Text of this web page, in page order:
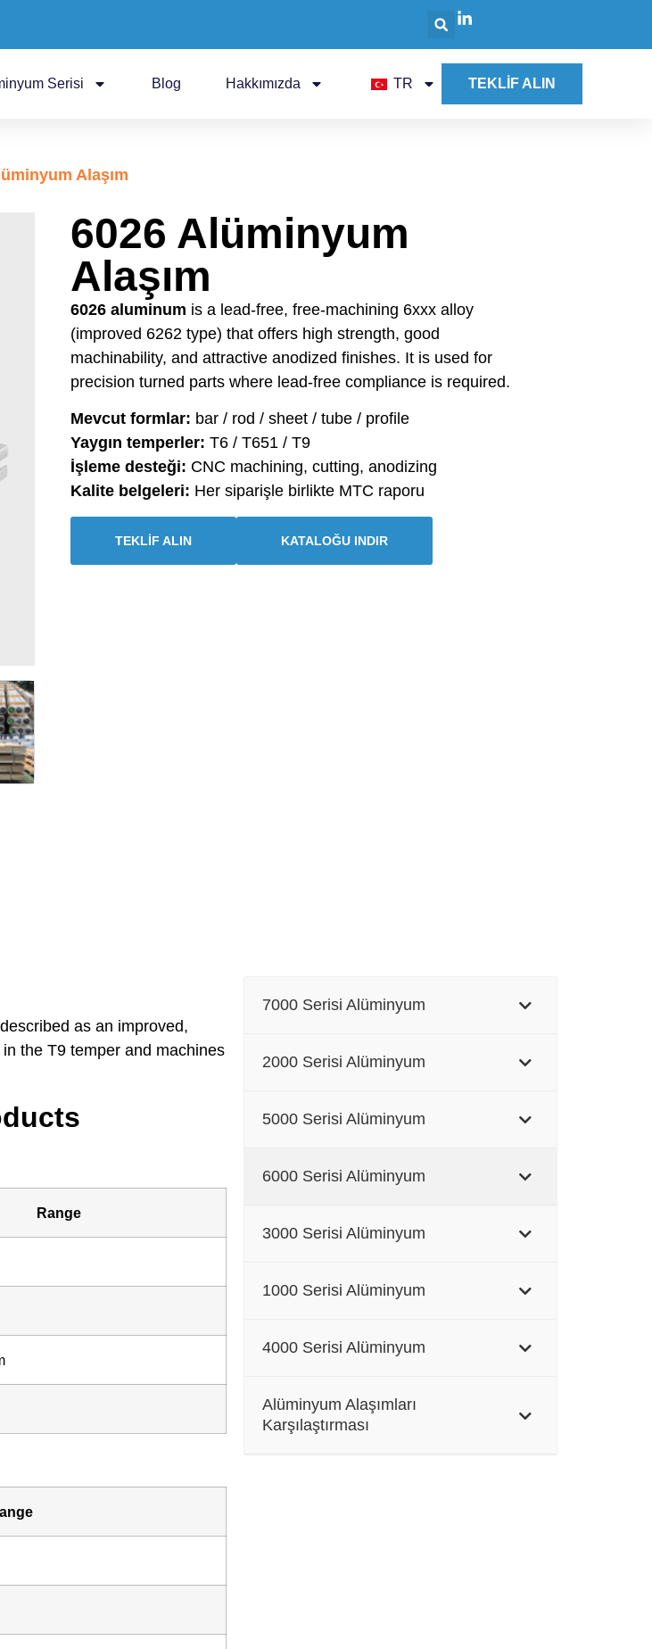
Serisi Blog Hakkımızda TR TEKLİF ALIN
Alaşım
6026 Alüminyum
Alaşım
6026 aluminum is a lead-free, free-machining 6xxx alloy
(improved 6262 type) that offers high strength, good
machinability, and attractive anodized finishes. It is used for
precision turned parts where lead-free compliance is required.
Mevcut formlar: bar / rod / sheet / tube / profile
Yaygın temperler: T6 / T651 / T9
İşleme desteği: CNC machining, cutting, anodizing
Kalite belgeleri: Her siparişle birlikte MTC raporu
TEKLİF ALIN KATALOĞU INDIR
as an improved,
the T9 temper and machines
Range
7000 Serisi Alüminyum
2000 Serisi Alüminyum
5000 Serisi Alüminyum
6000 Serisi Alüminyum
3000 Serisi Alüminyum
1000 Serisi Alüminyum
4000 Serisi Alüminyum
Alüminyum Alaşımları
Karşılaştırması